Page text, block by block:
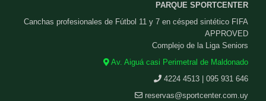
PARQUE SPORTCENTER
Canchas profesionales de Fútbol 11 y 7 en césped sintético FIFA
APPROVED
Complejo de la Liga Seniors
Av. Aiguá casi Perimetral de Maldonado
4224 4513 | 095 931 646
reservas@sportcenter.com.uy